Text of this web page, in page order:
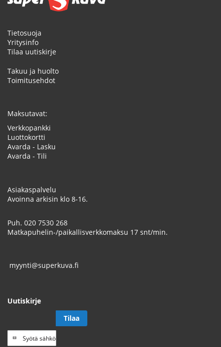
Tietosuoja
Yritysinfo
Tilaa uutiskirje
Takuu ja huolto
Toimitusehdot
Maksutavat:
Verkkopankki
Luottokortti
Avarda - Lasku
Avarda - Tili
Asiakaspalvelu
Avoinna arkisin klo 8-16.
Puh. 020 7530 268
Matkapuhelin-/paikallisverkkomaksu 17 snt/min.
myynti@superkuva.fi
Uutiskirje
Tilaa
uutiskirje
Tilaa